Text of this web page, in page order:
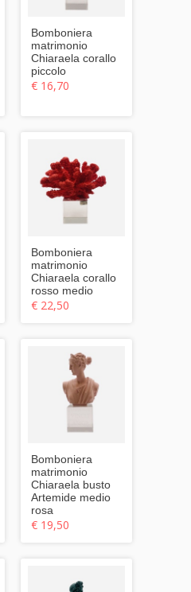
Bomboniera
matrimonio
Chiaraela corallo
piccolo
€ 16,70
Bomboniera
matrimonio
Chiaraela corallo
rosso medio
€ 22,50
Bomboniera
matrimonio
Chiaraela busto
Artemide medio
rosa
€ 19,50